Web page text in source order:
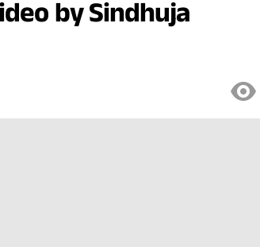
by Sindhuja